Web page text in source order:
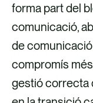
k
e
d
i
n
e
b
o
o
k
forma part del
comunicació,
de
compromís
gestió correcta